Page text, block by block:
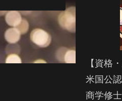
【資格
米国公
商学修